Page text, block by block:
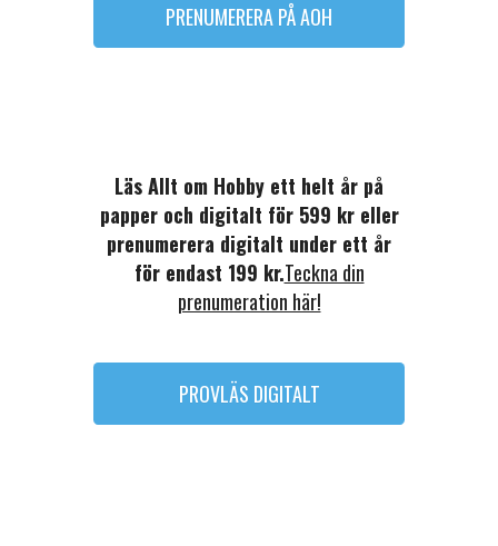
PRENUMERERA PÅ AOH
Läs Allt om Hobby ett helt år på
papper och digitalt för 599 kr eller
prenumerera digitalt under ett år
för endast 199 kr.Teckna din
prenumeration här!
PROVLÄS DIGITALT